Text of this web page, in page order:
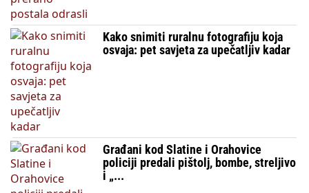
Kako snimiti ruralnu fotografiju koja
osvaja: pet savjeta za upečatljiv kadar
Građani kod Slatine i Orahovice
policiji predali pištolj, bombe, streljivo
i „...